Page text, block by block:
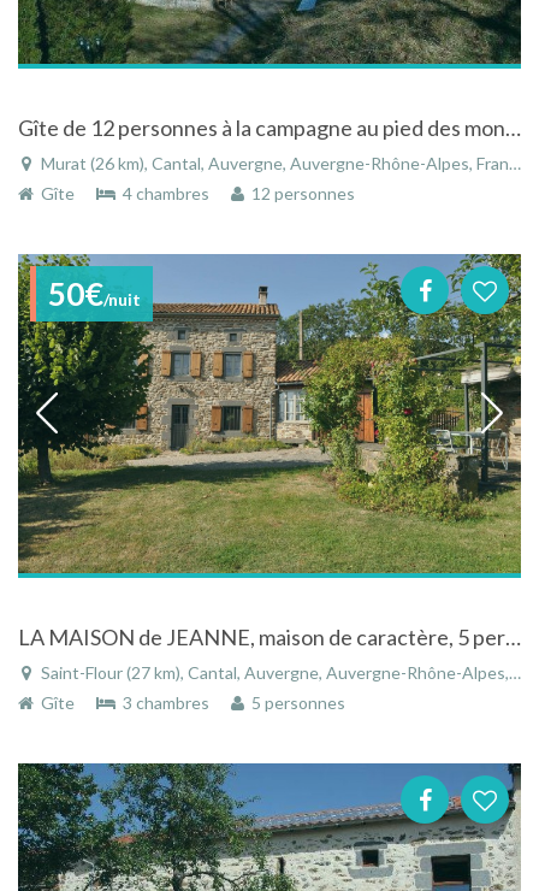
Gîte de 12 personnes à la campagne au pied des montagnes à Murat dans le Cantal
Murat (26 km), Cantal, Auvergne, Auvergne-Rhône-Alpes, France
Gîte
4 chambres 12 personnes
50€/nuit
LA MAISON de JEANNE, maison de caractère, 5 personnes
Saint-Flour (27 km), Cantal, Auvergne, Auvergne-Rhône-Alpes, France
Gîte
3 chambres 5 personnes